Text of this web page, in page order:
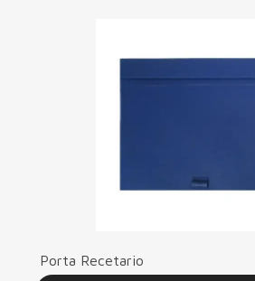
Porta Recetario